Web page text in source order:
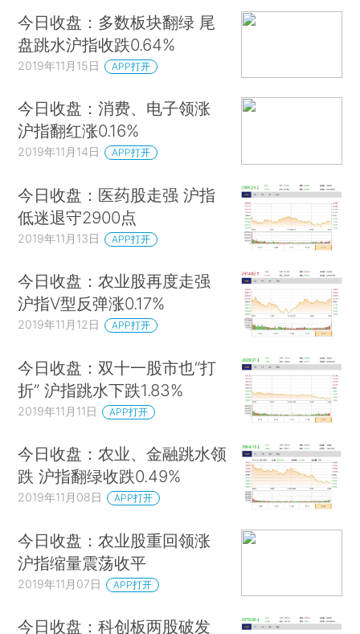
今日收盘：多数板块翻绿 尾
盘跳水沪指收跌0.64%
2019年11月15日 APP打开
今日收盘：消费、电子领涨
沪指翻红涨0.16%
2019年11月14日 APP打开
今日收盘：医药股走强 沪指
低迷退守2900点
2019年11月13日 APP打开
今日收盘：农业股再度走强
沪指V型反弹涨0.17%
2019年11月12日 APP打开
今日收盘：双十一股市也“打
折” 沪指跳水下跌1.83%
2019年11月11日 APP打开
今日收盘：农业、金融跳水领
跌 沪指翻绿收跌0.49%
2019年11月08日 APP打开
今日收盘：农业股重回领涨
沪指缩量震荡收平
2019年11月07日 APP打开
今日收盘：科创板两股破发